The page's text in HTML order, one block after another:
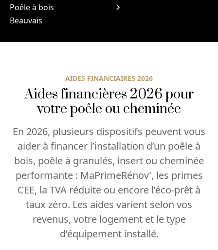
Poêle à bois
Beauvais
AIDES FINANCIAIRES 2026
Aides financières 2026 pour
votre poêle ou cheminée
En 2026, plusieurs dispositifs peuvent vous
aider à financer l’installation d’un poêle à
bois, poêle à granulés, insert ou cheminée
performante : MaPrimeRénov’, les primes
CEE, la TVA réduite ou encore l’éco-prêt à
taux zéro. Les aides varient selon vos
revenus, votre logement et le type
d’équipement installé.